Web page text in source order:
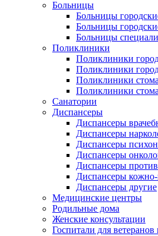
Больницы
Больницы
Больницы
Больницы
Поликлиники
Поликлиники
Поликлиники
Поликлиники
Поликлиники
Санатории
Диспансеры
Диспансеры
Диспансеры
Диспансеры
Диспансеры
Диспансеры
Диспансеры кожно-
Диспансеры другие
Медицинские центры
Родильные дома
Женские консультации
Госпитали для ветеранов